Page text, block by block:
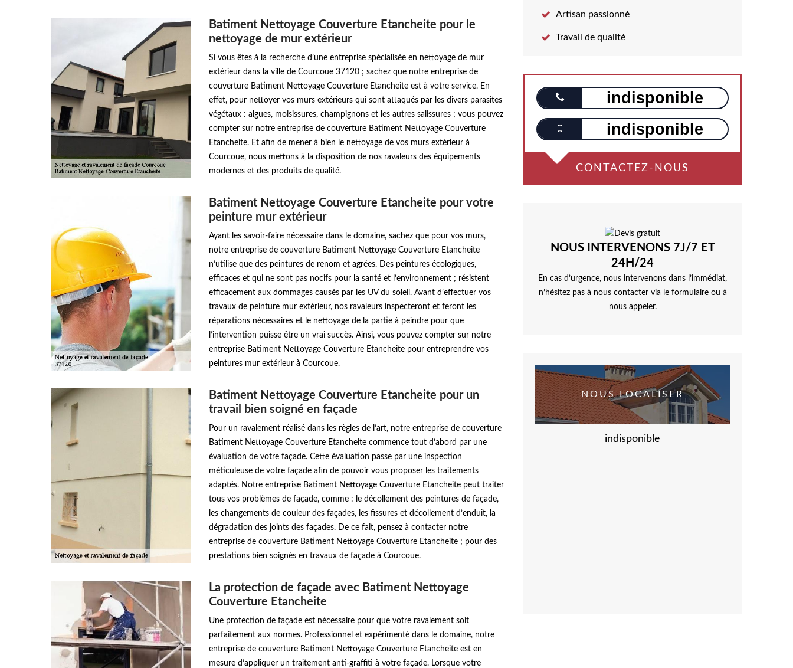
Batiment Nettoyage Couverture Etancheite pour le
nettoyage de mur extérieur
Si vous êtes à la recherche d’une entreprise spécialisée en nettoyage de mur
extérieur dans la ville de Courcoue 37120 ; sachez que notre entreprise de
couverture Batiment Nettoyage Couverture Etancheite est à votre service. En
effet, pour nettoyer vos murs extérieurs qui sont attaqués par les divers parasites
végétaux : algues, moisissures, champignons et les autres salissures ; vous pouvez
compter sur notre entreprise de couverture Batiment Nettoyage Couverture
Etancheite. Et afin de mener à bien le nettoyage de vos murs extérieur à
Courcoue, nous mettons à la disposition de nos ravaleurs des équipements
modernes et des produits de qualité.
Batiment Nettoyage Couverture Etancheite pour votre
peinture mur extérieur
Ayant les savoir-faire nécessaire dans le domaine, sachez que pour vos murs,
notre entreprise de couverture Batiment Nettoyage Couverture Etancheite
n’utilise que des peintures de renom et agrées. Des peintures écologiques,
efficaces et qui ne sont pas nocifs pour la santé et l’environnement ; résistent
efficacement aux dommages causés par les UV du soleil. Avant d’effectuer vos
travaux de peinture mur extérieur, nos ravaleurs inspecteront et feront les
réparations nécessaires et le nettoyage de la partie à peindre pour que
l’intervention puisse être un vrai succès. Ainsi, vous pouvez compter sur notre
entreprise Batiment Nettoyage Couverture Etancheite pour entreprendre vos
peintures mur extérieur à Courcoue.
Batiment Nettoyage Couverture Etancheite pour un
travail bien soigné en façade
Pour un ravalement réalisé dans les règles de l’art, notre entreprise de couverture
Batiment Nettoyage Couverture Etancheite commence tout d’abord par une
évaluation de votre façade. Cette évaluation passe par une inspection
méticuleuse de votre façade afin de pouvoir vous proposer les traitements
adaptés. Notre entreprise Batiment Nettoyage Couverture Etancheite peut traiter
tous vos problèmes de façade, comme : le décollement des peintures de façade,
les changements de couleur des façades, les fissures et décollement d’enduit, la
dégradation des joints des façades. De ce fait, pensez à contacter notre
entreprise de couverture Batiment Nettoyage Couverture Etancheite ; pour des
prestations bien soignés en travaux de façade à Courcoue.
La protection de façade avec Batiment Nettoyage
Couverture Etancheite
Une protection de façade est nécessaire pour que votre ravalement soit
parfaitement aux normes. Professionnel et expérimenté dans le domaine, notre
entreprise de couverture Batiment Nettoyage Couverture Etancheite est en
mesure d’appliquer un traitement anti-graffiti à votre façade. Lorsque votre
Artisan passionné
Travail de qualité
indisponible
indisponible
CONTACTEZ-NOUS
NOUS INTERVENONS 7J/7 ET
24H/24
En cas d’urgence, nous intervenons dans l’immédiat,
n’hésitez pas à nous contacter via le formulaire ou à
nous appeler.
NOUS LOCALISER
indisponible